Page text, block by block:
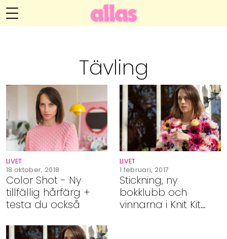
Relationer
Handarbete
Video
Bloggar
Shop
Anna María Larssons blogg
Om Anna María
Kategorier
Arkiv
Kontakt
Tävling
Color Shot - Ny
tillfällig hårfärg +
testa du också
LIVET
18 oktober, 2018
Stickning, ny
bokklubb och
vinnarna i Knit Kit
LIVET
1 februari, 2017